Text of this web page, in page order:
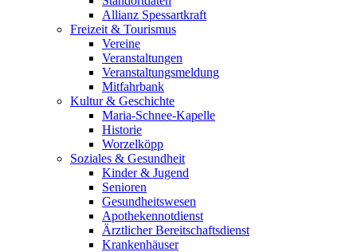
Allianz Spessartkraft
Freizeit & Tourismus
Vereine
Veranstaltungen
Veranstaltungsmeldung
Mitfahrbank
Kultur & Geschichte
Maria-Schnee-Kapelle
Historie
Worzelköpp
Soziales & Gesundheit
Kinder & Jugend
Senioren
Gesundheitswesen
Apothekennotdienst
Ärztlicher Bereitschaftsdienst
Krankenhäuser